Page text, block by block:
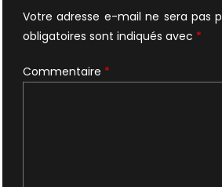
Votre adresse e-mail ne sera pas
obligatoires sont indiqués avec *
Commentaire *